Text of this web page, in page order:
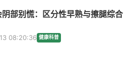
阴部别慌：区分性早熟与擦腿综合
08:20:36 健康科普